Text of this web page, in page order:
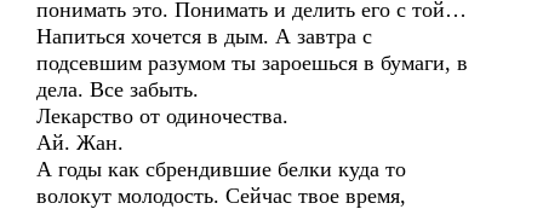
понимать это. Понимать и делить его с той…
Напиться хочется в дым. А завтра с
подсевшим разумом ты зароешься в бумаги, в
дела. Все забыть.
Лекарство от одиночества.
Ай. Жан.
А годы как сбрендившие белки куда то
волокут молодость. Сейчас твое время,